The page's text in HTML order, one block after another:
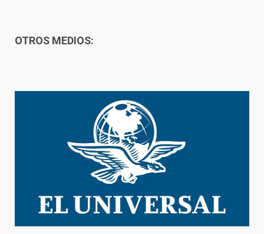
OTROS MEDIOS: